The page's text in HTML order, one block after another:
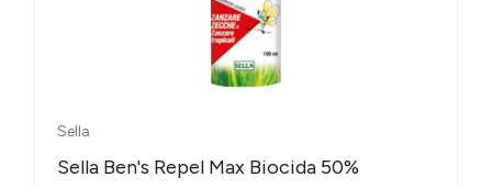
Sella
Sella Ben's Repel Max Biocida 50%